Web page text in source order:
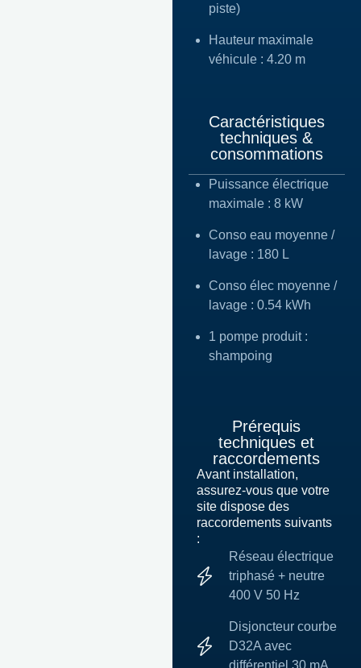
piste)
Hauteur maximale
véhicule : 4.20 m
Caractéristiques
techniques​ &
consommations
Puissance électrique
maximale : 8 kW
Conso eau moyenne /
lavage : 180 L
Conso élec moyenne /
lavage : 0.54 kWh
1 pompe produit :
shampoing
Prérequis
techniques et
raccordements
Avant installation,
assurez-vous que votre
site dispose des
raccordements suivants
:
Réseau électrique
triphasé + neutre
400 V 50 Hz
Disjoncteur courbe
D32A avec
différentiel 30 mA